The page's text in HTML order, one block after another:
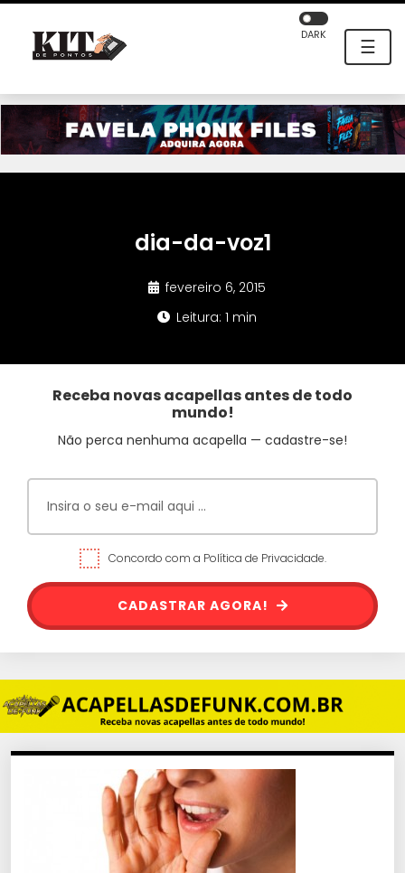
☰
DARK
dia-da-voz1
fevereiro 6, 2015
Leitura: 1 min
Receba novas acapellas antes de todo
mundo!
Não perca nenhuma acapella — cadastre-se!
Concordo com a Política de Privacidade.
CADASTRAR AGORA!